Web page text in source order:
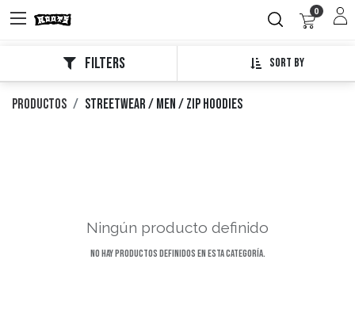
0
Sort By
Filters
Productos Streetwear / Men / Zip Hoodies
Ningún producto definido
No hay productos definidos en esta categoría.